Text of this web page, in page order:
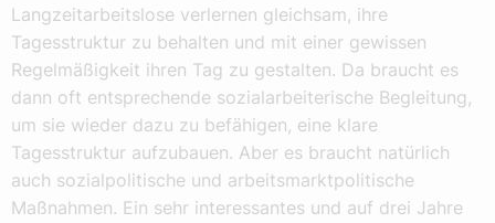
Langzeitarbeitslose verlernen gleichsam, ihre
Tagesstruktur zu behalten und mit einer gewissen
Regelmäßigkeit ihren Tag zu gestalten. Da braucht es
dann oft entsprechende sozialarbeiterische Begleitung,
um sie wieder dazu zu befähigen, eine klare
Tagesstruktur aufzubauen. Aber es braucht natürlich
auch sozialpolitische und arbeitsmarktpolitische
Maßnahmen. Ein sehr interessantes und auf drei Jahre